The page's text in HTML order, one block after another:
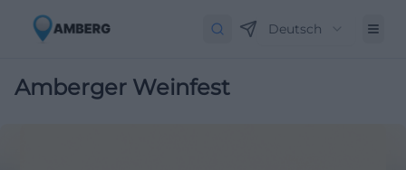
Deutsch
Amberger Weinfest